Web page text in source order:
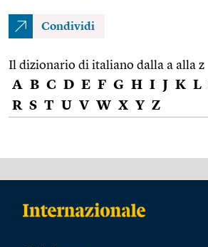
Condividi
Il dizionario di italiano dalla a alla z
A B C D E F G H I J K L
R S T U V W X Y Z